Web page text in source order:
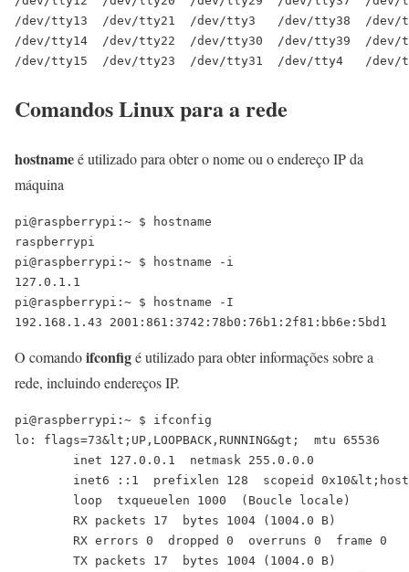
/dev/tty13  /dev/tty21  /dev/tty3   /dev/tty38  /dev/
/dev/tty14  /dev/tty22  /dev/tty30  /dev/tty39  /dev/
Comandos Linux para a rede
hostnameé utilizado para obter o nome ou o endereço IP da
máquina
pi@raspberrypi:~ $ hostname
raspberrypi
pi@raspberrypi:~ $ hostname -i
127.0.1.1
pi@raspberrypi:~ $ hostname -I
192.168.1.43 2001:861:3742:78b0:76b1:2f81:bb6e:5bd1
O comandoifconfigé utilizado para obter informações sobre a
rede, incluindo endereços IP.
pi@raspberrypi:~ $ ifconfig
lo: flags=73&lt;UP,LOOPBACK,RUNNING&gt;  mtu 65536
        inet 127.0.0.1  netmask 255.0.0.0
inet6 ::1  prefixlen 128  scopeid
        loop  txqueuelen 1000  (Boucle locale)
        RX packets 17  bytes 1004 (1004.0 B)
        RX errors 0  dropped 0  overruns 0  frame 0
        TX packets 17  bytes 1004 (1004.0 B)